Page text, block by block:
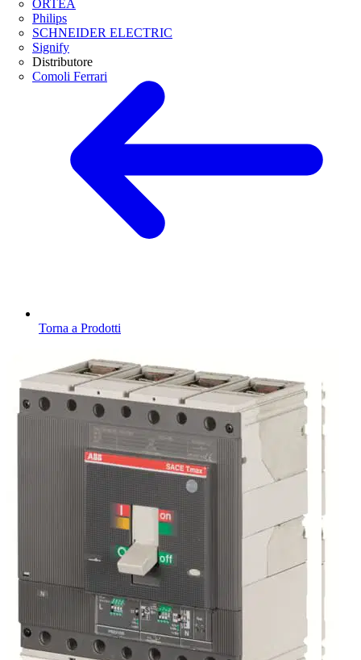
ORTEA
Philips
SCHNEIDER ELECTRIC
Signify
Distributore
Comoli Ferrari
Torna a Prodotti